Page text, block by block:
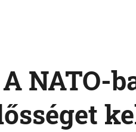
NATO-